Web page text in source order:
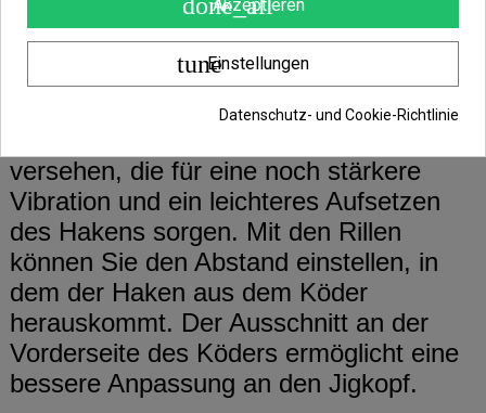
der Körper des Köders massiv genug,
um ihn problemlos auf einen Jig-Haken
zu setzen oder ein Spinn-Rig zu
versehen, die für eine noch stärkere
Vibration und ein leichteres Aufsetzen
des Hakens sorgen. Mit den Rillen
können Sie den Abstand einstellen, in
dem der Haken aus dem Köder
herauskommt. Der Ausschnitt an der
Vorderseite des Köders ermöglicht eine
bessere Anpassung an den Jigkopf.
Akzeptieren
tuneEinstellungen
Datenschutz- und Cookie-Richtlinie